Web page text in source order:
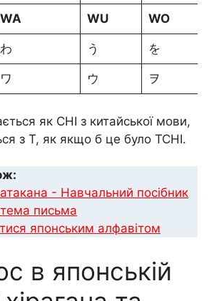
WA WU WO
わ う を
ワ ウ ヲ
як CHI з китайської мови,
з Т, як якщо б це було TCHI.
- Навчальний посібник
письма
японським алфавітом
в японській